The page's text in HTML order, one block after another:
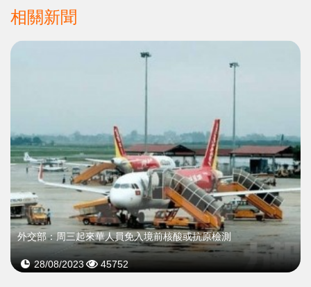
相關新聞
外交部：周三起來華人員免入境前核酸或抗原檢測
28/08/2023 45752